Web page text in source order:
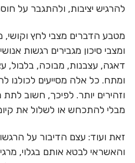
להרגיש יציבות, ולהתגבר על
מטבע הדברים מצבי לחץ וקושי,
ומצבי סיכון מגבירים רגשות
דאגה, עצבנות, מבוכה, בלבול,
ומתח. כל אלה מסייעים לכולנו
וזהירים יותר. לפיכך, חשוב
מבלי להתכחש או לשלול את
זאת ועוד: עצם הדיבור על
והאשראי לבטא אותם בגלוי,